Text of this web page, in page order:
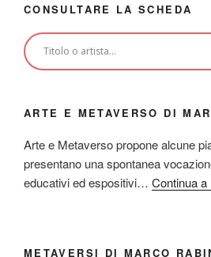
CONSULTARE LA SCHEDA
ARTE E METAVERSO DI
Arte e Metaverso propone alcune
presentano una spontanea
educativi ed espositivi… Continua a
METAVERSI DI MARCO